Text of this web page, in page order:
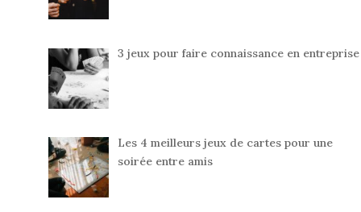
3 jeux pour faire connaissance en entreprise
Les 4 meilleurs jeux de cartes pour une
soirée entre amis